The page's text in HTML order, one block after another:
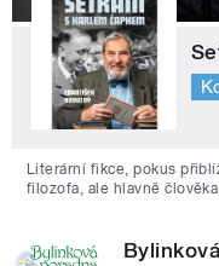
Literární fikce, pokus
filozofa, ale hlavně